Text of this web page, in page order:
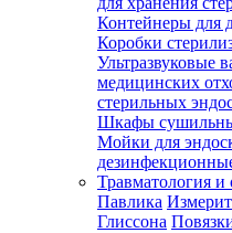
Контейнеры для
Коробки
Ультразвуковые
медицинских
стерильных
Шкафы
Мойки для
Травматология и
Павлика
Глиссона